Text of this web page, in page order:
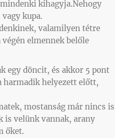
kihagyja.Nehogy
kupa.
valamilyen tétre
elmennek belőle
egy döncit, és akkor 5 pont
harmadik helyezett előtt,
mostanság már nincs is
is velünk vannak, arany
őket.